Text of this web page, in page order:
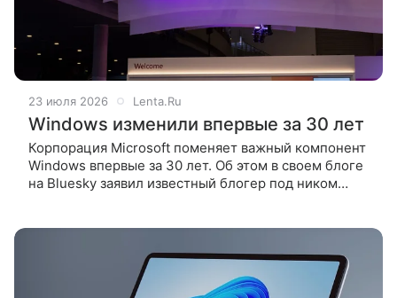
23 июля 2026 Lenta.Ru
Windows изменили впервые за 30 лет
Корпорация Microsoft поменяет важный компонент
Windows впервые за 30 лет. Об этом в своем блоге
на Bluesky заявил известный блогер под ником